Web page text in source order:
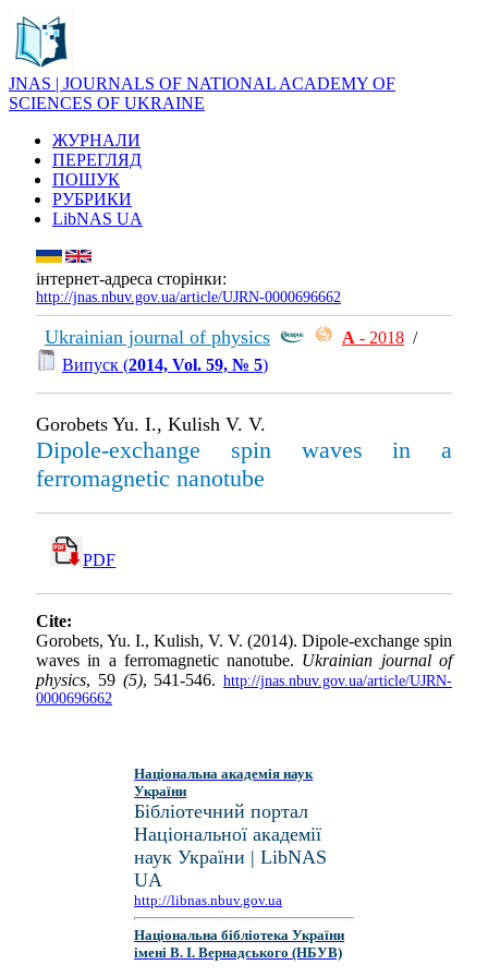
JNAS | JOURNALS OF NATIONAL ACADEMY OF
SCIENCES OF UKRAINE
ЖУРНАЛИ
ПЕРЕГЛЯД
ПОШУК
РУБРИКИ
LibNAS UA
інтернет-адреса сторінки:
http://jnas.nbuv.gov.ua/article/UJRN-0000696662
Ukrainian journal of physics А - 2018 /
Випуск (2014, Vol. 59, № 5)
Gorobets Yu. I., Kulish V. V.
Dipole-exchange spin waves in a
ferromagnetic nanotube
PDF
Cite:
Gorobets, Yu. I., Kulish, V. V. (2014). Dipole-exchange spin
waves in a ferromagnetic nanotube. Ukrainian journal of
physics, 59 (5), 541-546. http://jnas.nbuv.gov.ua/article/UJRN-
0000696662
Національна академія наук
України
Бібліотечний портал
Національної академії
наук України | LibNAS
UA
http://libnas.nbuv.gov.ua
Національна бібліотека України
імені В. І. Вернадського (НБУВ)